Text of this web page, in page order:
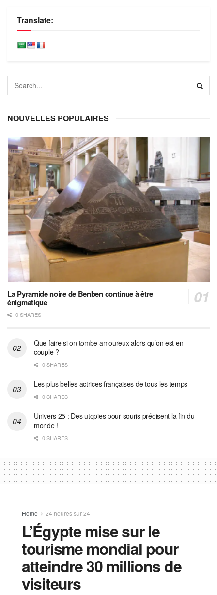
Translate:
NOUVELLES POPULAIRES
La Pyramide noire de Benben continue à être
énigmatique
0 SHARES
Que faire si on tombe amoureux alors qu’on est en
couple ?
0 SHARES
Les plus belles actrices françaises de tous les temps
0 SHARES
Univers 25 : Des utopies pour souris prédisent la fin du
monde !
0 SHARES
Home 24 heures sur 24
L’Égypte mise sur le
tourisme mondial pour
atteindre 30 millions de
visiteurs